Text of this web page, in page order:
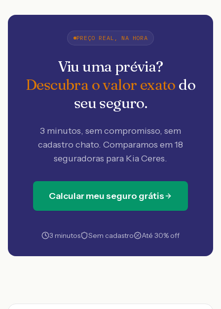
PREÇO REAL, NA HORA
Viu uma prévia?
Descubra o valor exato do
seu seguro.
3 minutos, sem compromisso, sem
cadastro chato. Comparamos em 18
seguradoras para Kia Ceres.
Calcular meu seguro grátis
3 minutos Sem cadastro Até 30% off